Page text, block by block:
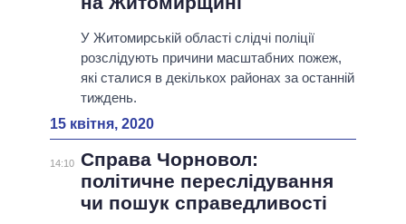
У Житомирській області слідчі поліції
розслідують причини масштабних пожеж,
які сталися в декількох районах за останній
тиждень.
15 квітня, 2020
14:10 Справа Чорновол:
політичне переслідування
чи пошук справедливості